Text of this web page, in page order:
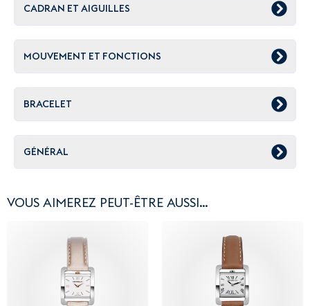
CADRAN ET AIGUILLES
MOUVEMENT ET FONCTIONS
BRACELET
GÉNÉRAL
VOUS AIMEREZ PEUT-ÊTRE AUSSI…